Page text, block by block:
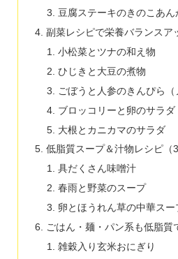
豆腐ステーキのきのこあん
副菜レシピで栄養バランスア
小松菜とツナの和え物
ひじきと大豆の煮物
ごぼうと人参のきんぴら（
ブロッコリーと卵のサラダ
大根とカニカマのサラダ
低脂質スープ＆汁物レシピ（3
具だくさん味噌汁
春雨と野菜のスープ
卵とほうれん草の中華スー
ごはん・麺・パン系も低脂質
雑穀入り玄米おにぎり